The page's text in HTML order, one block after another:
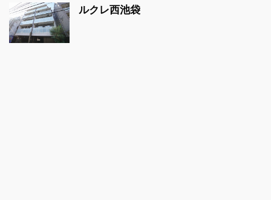
ルクレ西池袋